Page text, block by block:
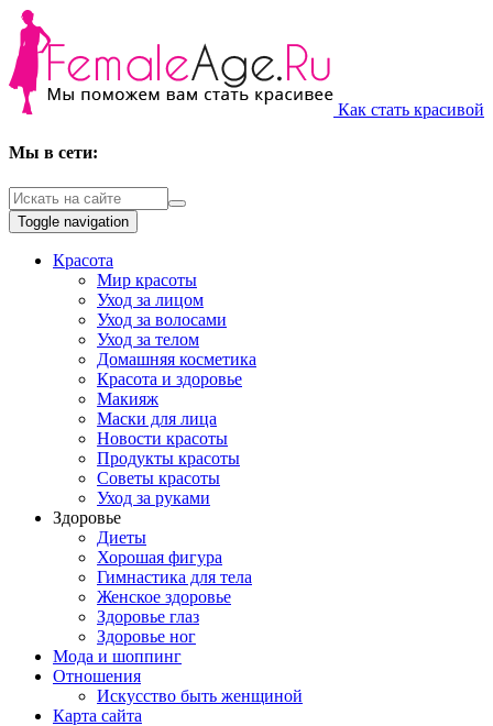
Как стать красивой
Мы в сети:
Toggle navigation
Красота
Мир красоты
Уход за лицом
Уход за волосами
Уход за телом
Домашняя косметика
Красота и здоровье
Макияж
Маски для лица
Новости красоты
Продукты красоты
Советы красоты
Уход за руками
Здоровье
Диеты
Хорошая фигура
Гимнастика для тела
Женское здоровье
Здоровье глаз
Здоровье ног
Мода и шоппинг
Отношения
Искусство быть женщиной
Карта сайта